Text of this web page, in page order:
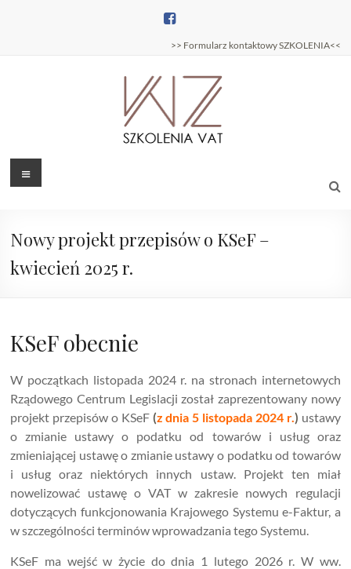
>> Formularz kontaktowy SZKOLENIA<<
Szkolenia
podatkowe –
Menu
Nowy projekt przepisów o KSeF –
kwiecień 2025 r.
KSeF obecnie
W początkach listopada 2024 r. na stronach internetowych
Rządowego Centrum Legislacji został zaprezentowany nowy
projekt przepisów o KSeF (z dnia 5 listopada 2024 r.) ustawy
o zmianie ustawy o podatku od towarów i usług oraz
zmieniającej ustawę o zmianie ustawy o podatku od towarów
i usług oraz niektórych innych ustaw. Projekt ten miał
nowelizować ustawę o VAT w zakresie nowych regulacji
dotyczących funkcjonowania Krajowego Systemu e-Faktur, a
w szczególności terminów wprowadzania tego Systemu.
KSeF ma wejść w życie do dnia 1 lutego 2026 r. W ww.